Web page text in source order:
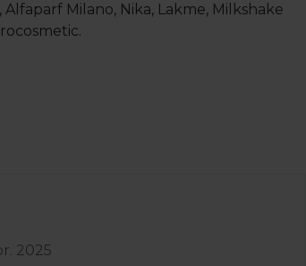
Milano, Nika, Lakme, Milkshake
2025